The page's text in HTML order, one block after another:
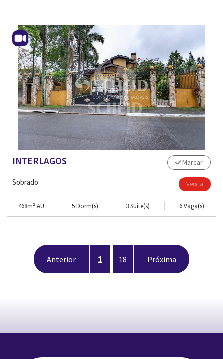
INTERLAGOS
Sobrado
Marcar
Venda
468m² AU 5 Dorm(s) 3 Suíte(s) 6 Vaga(s)
Anterior 1 18 Próxima